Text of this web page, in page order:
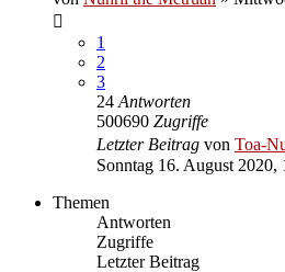
1
2
3
24 Antworten
500690 Zugriffe
Letzter Beitrag von Toa-
Sonntag 16. August 2020,
Themen
Antworten
Zugriffe
Letzter Beitrag